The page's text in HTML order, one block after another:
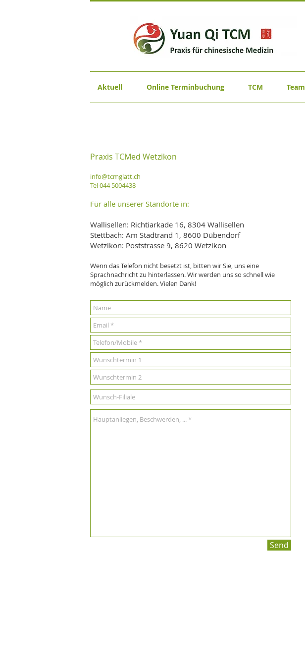
Aktuell Online Terminbuchung TCM Team
Praxis TCMed Wetzikon
info@tcmglatt.ch
Tel 044 5004438
Für alle unserer Standorte in:
Wallisellen: Richtiarkade 16, 8304 Wallisellen
Stettbach: Am Stadtrand 1, 8600 Dübendorf
Wetzikon: Poststrasse 9, 8620 Wetzikon
Wenn das Telefon nicht besetzt ist, bitten wir Sie, uns eine
Sprachnachricht zu hinterlassen. Wir werden uns so schnell wie
möglich zurückmelden. Vielen Dank!
Send